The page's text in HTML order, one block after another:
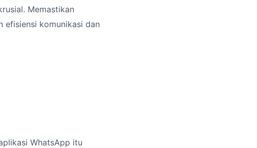
Memastikan
efisiensi komunikasi dan
WhatsApp itu